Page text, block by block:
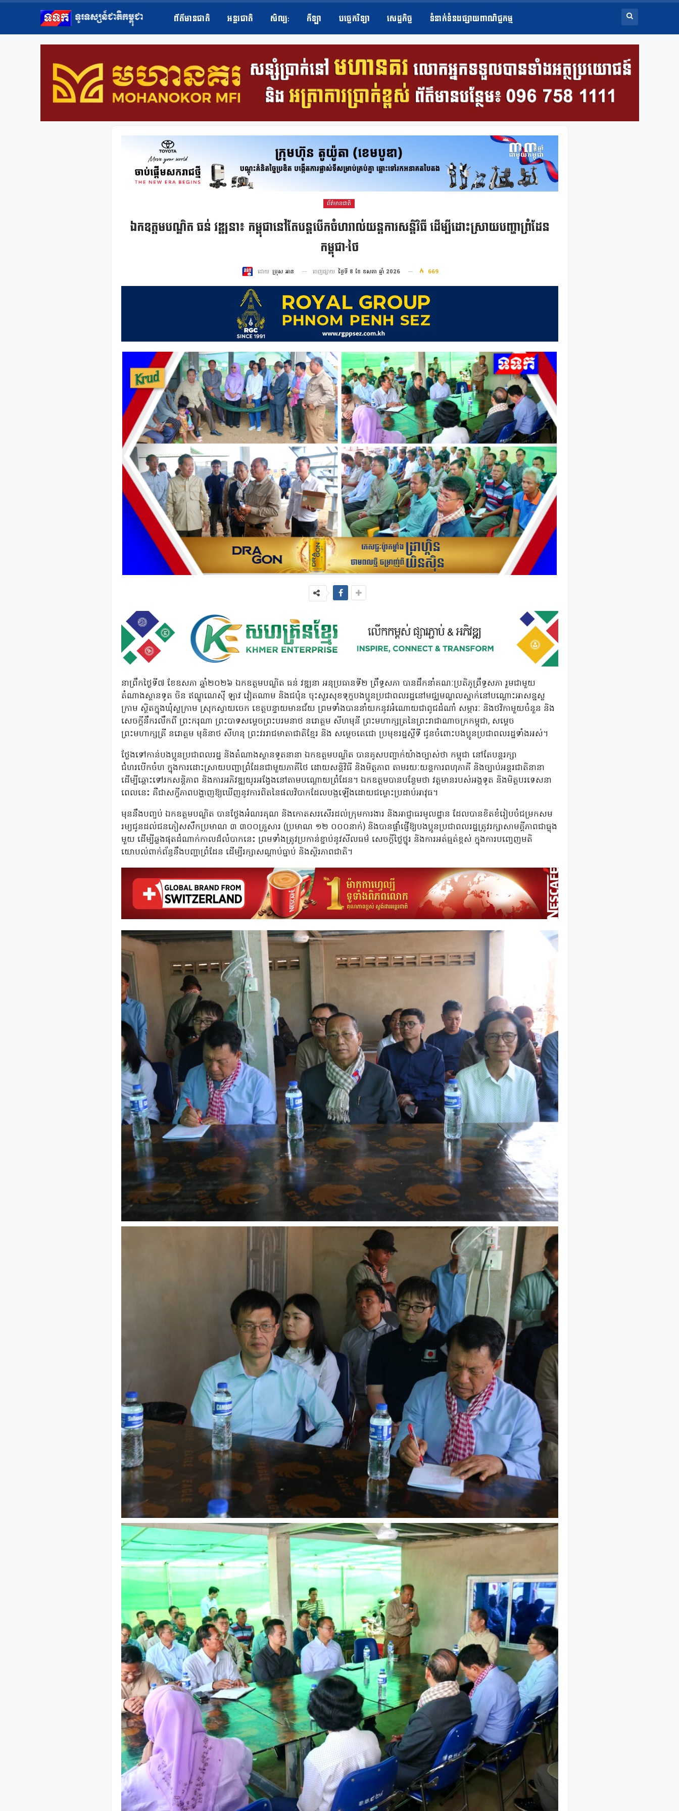
ព័ត៌មានជាតិ អន្តរជាតិ សិល្ប​: កីឡា បច្ចេកវិទ្យា សេដ្ឋកិច្ច ទំនាក់ទំនងផ្សាយពាណិជ្ជកម្ម
ព័ត៌មានជាតិ
ឯកឧត្តមបណ្ឌិត ធន់ វឌ្ឍនា៖ កម្ពុជានៅតែបន្តបើកចំហរាល់យន្តការសន្តិវិធី ដើម្បីដោះស្រាយបញ្ហាព្រំដែន
កម្ពុជា-ថៃ
ដោយ ប្រុស អាន ចេញផ្សាយ ថ្ងៃទី 8 ខែ ឧសភា ឆ្នាំ 2026 669
នាព្រឹកថ្ងៃទី៧ ខែឧសភា ឆ្នាំ២០២៦ ឯកឧត្តមបណ្ឌិត ធន់ វឌ្ឍនា អនុប្រធានទី២ ព្រឹទ្ធសភា បានដឹកនាំគណៈប្រតិភូព្រឹទ្ធសភា រួមជាមួយ
តំណាងស្ថានទូត ចិន ឥណ្ឌូណេស៊ី ឡាវ វៀតណាម និងជប៉ុន ចុះសួរសុខទុក្ខបងប្អូនប្រជាពលរដ្ឋនៅមជ្ឈមណ្ឌលស្នាក់នៅបណ្ដោះអាសន្នស្ល
ក្រាម ស្ថិតក្នុងឃុំស្លក្រាម ស្រុកស្វាយចេក ខេត្តបន្ទាយមានជ័យ ព្រមទាំងបាននាំយកនូវអំណោយជាពូជដំណាំ សម្ភារៈ និងថវិកាមួយចំនួន និង
សេចក្ដីនឹករលឹកពី ព្រះករុណា ព្រះបាទសម្ដេចព្រះបរមនាថ នរោត្តម សីហមុនី ព្រះមហាក្សត្រនៃព្រះរាជាណាចក្រកម្ពុជា, សម្ដេច
ព្រះមហាក្សត្រី នរោត្ដម មុនិនាថ សីហនុ ព្រះវររាជមាតាជាតិខ្មែរ និង សម្ដេចតេជោ ប្រមុខរដ្ឋស្ដីទី ជូនចំពោះបងប្អូនប្រជាពលរដ្ឋទាំងអស់។
ថ្លែងទៅកាន់បងប្អូនប្រជាពលរដ្ឋ និងតំណាងស្ថានទូតនានា ឯកឧត្តមបណ្ឌិត បានគូសបញ្ជាក់យ៉ាងច្បាស់ថា កម្ពុជា នៅតែបន្តរក្សា
ជំហរបើកចំហ ក្នុងការដោះស្រាយបញ្ហាព្រំដែនជាមួយភាគីថៃ ដោយសន្តិវិធី និងមិត្តភាព តាមរយៈយន្តការពហុភាគី និងច្បាប់អន្តរជាតិនានា
ដើម្បីឆ្ពោះទៅរកសន្តិភាព និងការអភិវឌ្ឍយូរអង្វែងនៅតាមបណ្តោយព្រំដែន។ ឯកឧត្តមបានបន្ថែមថា វត្តមានរបស់អង្គទូត និងមិត្តបរទេសនា
ពេលនេះ គឺជាសក្ខីភាពបង្ហាញឱ្យឃើញនូវការពិតនៃផលវិបាកដែលបង្កឡើងដោយជម្លោះប្រដាប់អាវុធ។
មុននឹងបញ្ចប់ ឯកឧត្តមបណ្ឌិត បានថ្លែងអំណរគុណ និងកោតសរសើរដល់ក្រុមការងារ និងអាជ្ញាធរមូលដ្ឋាន ដែលបានខិតខំរៀបចំជម្រកសម
រម្យជូនដល់ជនភៀសសឹកប្រមាណ ៣ ៣០០គ្រួសារ (ប្រមាណ ១២ ០០០នាក់) និងបានផ្តាំផ្ញើឱ្យបងប្អូនប្រជាពលរដ្ឋត្រូវរក្សាសាមគ្គីភាពជាធ្លុង
មួយ ដើម្បីឆ្លងផុតដំណាក់កាលដ៏លំបាកនេះ ព្រមទាំងត្រូវប្រកាន់ខ្ជាប់នូវសីលធម៌ សេចក្ដីថ្លៃថ្នូរ និងការអត់ធ្មត់ខ្ពស់ ក្នុងការបញ្ចេញមតិ
យោបល់ពាក់ព័ន្ធនឹងបញ្ហាព្រំដែន ដើម្បីរក្សាសណ្តាប់ធ្នាប់ និងស្ថិរភាពជាតិ។